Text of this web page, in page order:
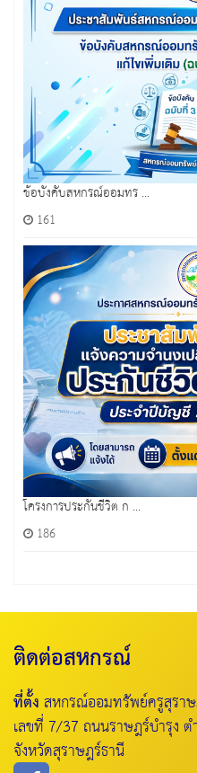
ข้อบังคับสหกรณ์ออมทร ...
161
โครงการประกันชีวิต ก ...
186
ติดต่อสหกรณ์
ที่ตั้งสหกรณ์ออมทรัพย์ครูสุรา
เลขที่ 7/37 ถนนราษฎร์บำรุง ต
จังหวัดสุราษฎร์ธานี